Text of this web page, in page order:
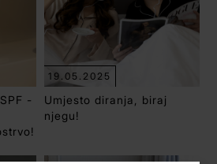
-
19.05.2025
Umjesto diranja, biraj
njegu!